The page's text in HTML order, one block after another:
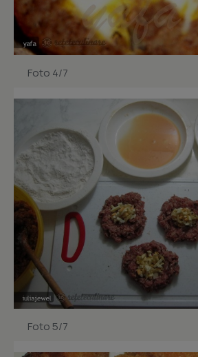
Foto 4/7
Foto 5/7